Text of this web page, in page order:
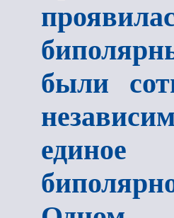
были
единое